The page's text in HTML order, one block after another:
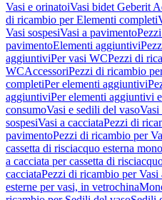
Vasi e orinatoiVasi bidet Geberit
di ricambio per Elementi completi
Vasi sospesiVasi a pavimento
pavimentoElementi aggiuntivi
aggiuntiviPer vasi WCPezzi di
WCAccessoriPezzi di ricambio
completiPer elementi aggiuntivi
aggiuntiviPer elementi aggiuntivi
consumoVasi e sedili del vasoVasi
sospesiVasi a cacciataPezzi di
pavimentoPezzi di ricambio per
cassetta di risciacquo esterna
a cacciata per cassetta di
cacciataPezzi di ricambio per Vasi
esterne per vasi, in vetrochina